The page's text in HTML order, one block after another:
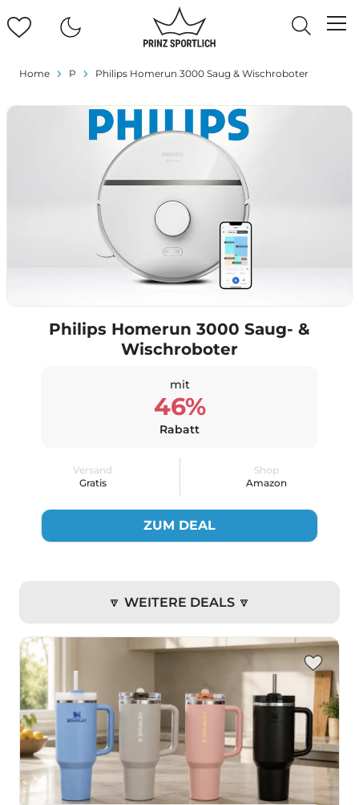
Home P Philips Homerun 3000 Saug & Wischroboter
Philips Homerun 3000 Saug- &
Wischroboter
mit
46%
Rabatt
Versand
Gratis
Shop
Amazon
ZUM DEAL
🔽 WEITERE DEALS 🔽